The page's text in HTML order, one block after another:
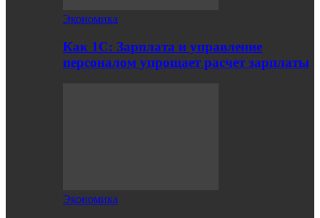
Экономика
Как 1С: Зарплата и управление
персоналом упрощает расчет зарплаты
Экономика